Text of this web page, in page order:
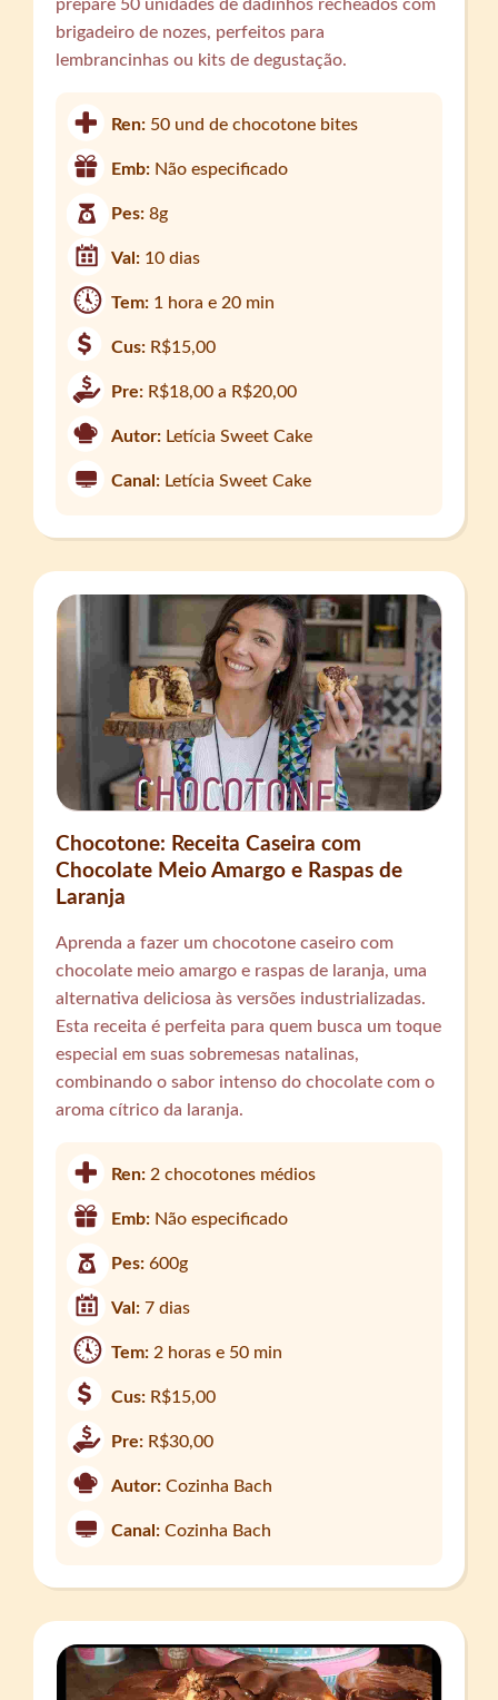
prepare 50 unidades de dadinhos recheados com
brigadeiro de nozes, perfeitos para
lembrancinhas ou kits de degustação.
Ren: 50 und de chocotone bites
Emb: Não especificado
Pes:8g
Val: 10 dias
Tem: 1 hora e 20 min
Cus: R$15,00
Pre: R$18,00 a R$20,00
Autor: Letícia Sweet Cake
Canal: Letícia Sweet Cake
Chocotone: Receita Caseira com
Chocolate Meio Amargo e Raspas de
Laranja
Aprenda a fazer um chocotone caseiro com
chocolate meio amargo e raspas de laranja, uma
alternativa deliciosa às versões industrializadas.
Esta receita é perfeita para quem busca um toque
especial em suas sobremesas natalinas,
combinando o sabor intenso do chocolate com o
aroma cítrico da laranja.
Ren:2 chocotones médios
Emb: Não especificado
Pes:600g
Val:7 dias
Tem:2 horas e 50 min
Cus: R$15,00
Pre: R$30,00
Autor: Cozinha Bach
Canal: Cozinha Bach